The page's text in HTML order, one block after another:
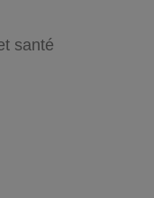
santé